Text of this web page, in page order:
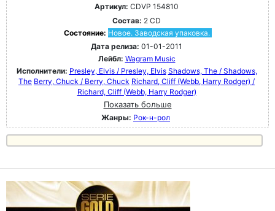
Артикул: CDVP 154810
Состав: 2 CD
Состояние: Новое. Заводская упаковка.
Дата релиза: 01-01-2011
Лейбл: Wagram Music
Исполнители: Presley, Elvis / Presley, Elvis Shadows, The / Shadows,
The Berry, Chuck / Berry, Chuck Richard, Cliff (Webb, Harry Rodger) /
Richard, Cliff (Webb, Harry Rodger)
Показать больше
Жанры: Рок-н-poл